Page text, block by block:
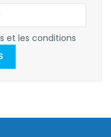
et les conditions